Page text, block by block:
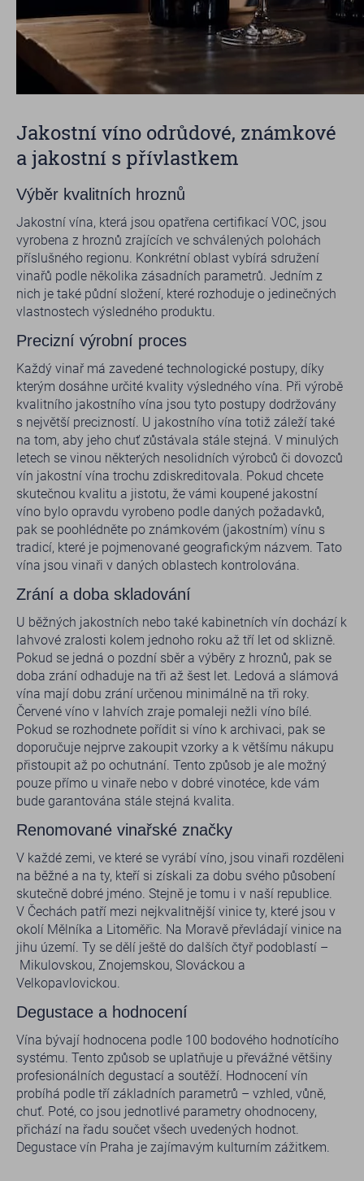
Jakostní víno odrůdové, známkové
a jakostní s přívlastkem
Výběr kvalitních hroznů
Jakostní vína, která jsou opatřena certifikací VOC, jsou
vyrobena z hroznů zrajících ve schválených polohách
příslušného regionu. Konkrétní oblast vybírá sdružení
vinařů podle několika zásadních parametrů. Jedním z
nich je také půdní složení, které rozhoduje o jedinečných
vlastnostech výsledného produktu.
Precizní výrobní proces
Každý vinař má zavedené technologické postupy, díky
kterým dosáhne určité kvality výsledného vína. Při výrobě
kvalitního jakostního vína jsou tyto postupy dodržovány
s největší precizností. U jakostního vína totiž záleží také
na tom, aby jeho chuť zůstávala stále stejná. V minulých
letech se vinou některých nesolidních výrobců či dovozců
vín jakostní vína trochu zdiskreditovala. Pokud chcete
skutečnou kvalitu a jistotu, že vámi koupené jakostní
víno bylo opravdu vyrobeno podle daných požadavků,
pak se poohlédněte po známkovém (jakostním) vínu s
tradicí, které je pojmenované geografickým názvem. Tato
vína jsou vinaři v daných oblastech kontrolována.
Zrání a doba skladování
U běžných jakostních nebo také kabinetních vín dochází k
lahvové zralosti kolem jednoho roku až tří let od sklizně.
Pokud se jedná o pozdní sběr a výběry z hroznů, pak se
doba zrání odhaduje na tři až šest let. Ledová a slámová
vína mají dobu zrání určenou minimálně na tři roky.
Červené víno v lahvích zraje pomaleji nežli víno bílé.
Pokud se rozhodnete pořídit si víno k archivaci, pak se
doporučuje nejprve zakoupit vzorky a k většímu nákupu
přistoupit až po ochutnání. Tento způsob je ale možný
pouze přímo u vinaře nebo v dobré vinotéce, kde vám
bude garantována stále stejná kvalita.
Renomované vinařské značky
V každé zemi, ve které se vyrábí víno, jsou vinaři rozděleni
na běžné a na ty, kteří si získali za dobu svého působení
skutečně dobré jméno. Stejně je tomu i v naší republice.
V Čechách patří mezi nejkvalitnější vinice ty, které jsou v
okolí Mělníka a Litoměřic. Na Moravě převládají vinice na
jihu území. Ty se dělí ještě do dalších čtyř podoblastí –
Mikulovskou, Znojemskou, Slováckou a
Velkopavlovickou.
Degustace a hodnocení
Vína bývají hodnocena podle 100 bodového hodnotícího
systému. Tento způsob se uplatňuje u převážné většiny
profesionálních degustací a soutěží. Hodnocení vín
probíhá podle tří základních parametrů – vzhled, vůně,
chuť. Poté, co jsou jednotlivé parametry ohodnoceny,
přichází na řadu součet všech uvedených hodnot.
Degustace vín Praha je zajímavým kulturním zážitkem.